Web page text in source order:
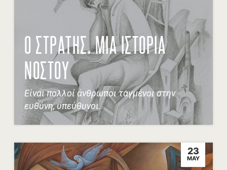
Ο ΣΤΡΑΤΗΣ. ΜΙΑ ΙΣΤΟΡΙΑ
ΝΟΣΤΟΥ
Είναι πολλοί άνθρωποι ταγμένοι στην
ευθύνη, υπεύθυνοι.
23
MAY